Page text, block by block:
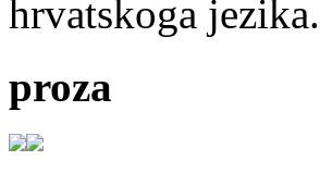
hrvatskoga jezika.
proza